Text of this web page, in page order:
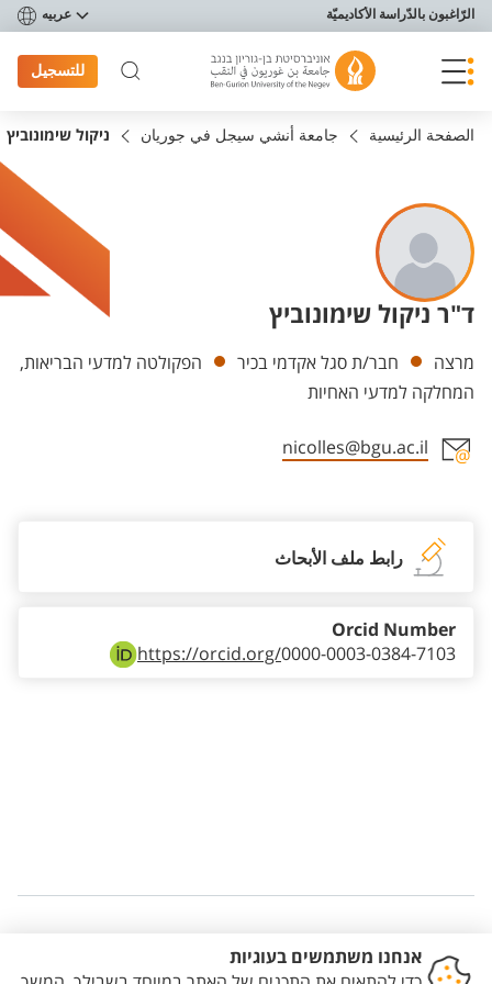
תפריט נגישות
الرّاغبون بالدّراسة الأكاديميّة عربيه
للتسجيل
الصفحة الرئيسية جامعة أنشي سيجل في جوريان ניקול שימונוביץ
ד"ר ניקול שימונוביץ
Departments
מרצה חבר/ת סגל אקדמי בכיר
הפקולטה למדעי הבריאות,
המחלקה למדעי האחיות
nicolles@bgu.ac.il
رابط ملف الأبحاث
https://orcid.org/0000-0003-0384-7103
Orcid Number